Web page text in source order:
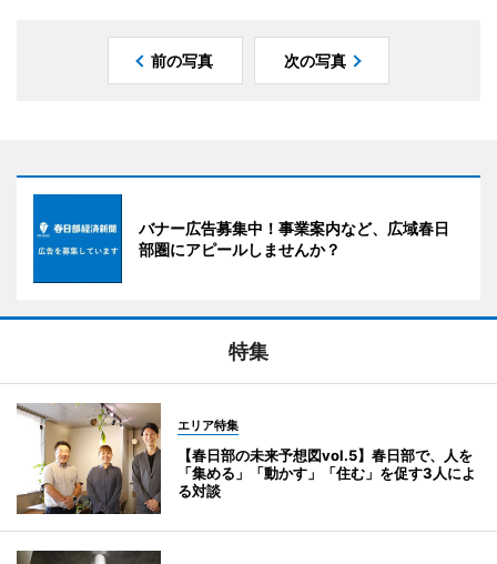
前の写真 次の写真
バナー広告募集中！事業案内など、広域春日
部圏にアピールしませんか？
特集
エリア特集
【春日部の未来予想図vol.5】春日部で、人を
「集める」「動かす」「住む」を促す3人によ
る対談